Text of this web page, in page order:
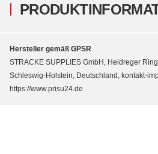
Hersteller gemäß GPSR
STRACKE SUPPLIES GmbH, Heidreger
Schleswig-Holstein, Deutschland, kontakt-
https://www.prisu24.de